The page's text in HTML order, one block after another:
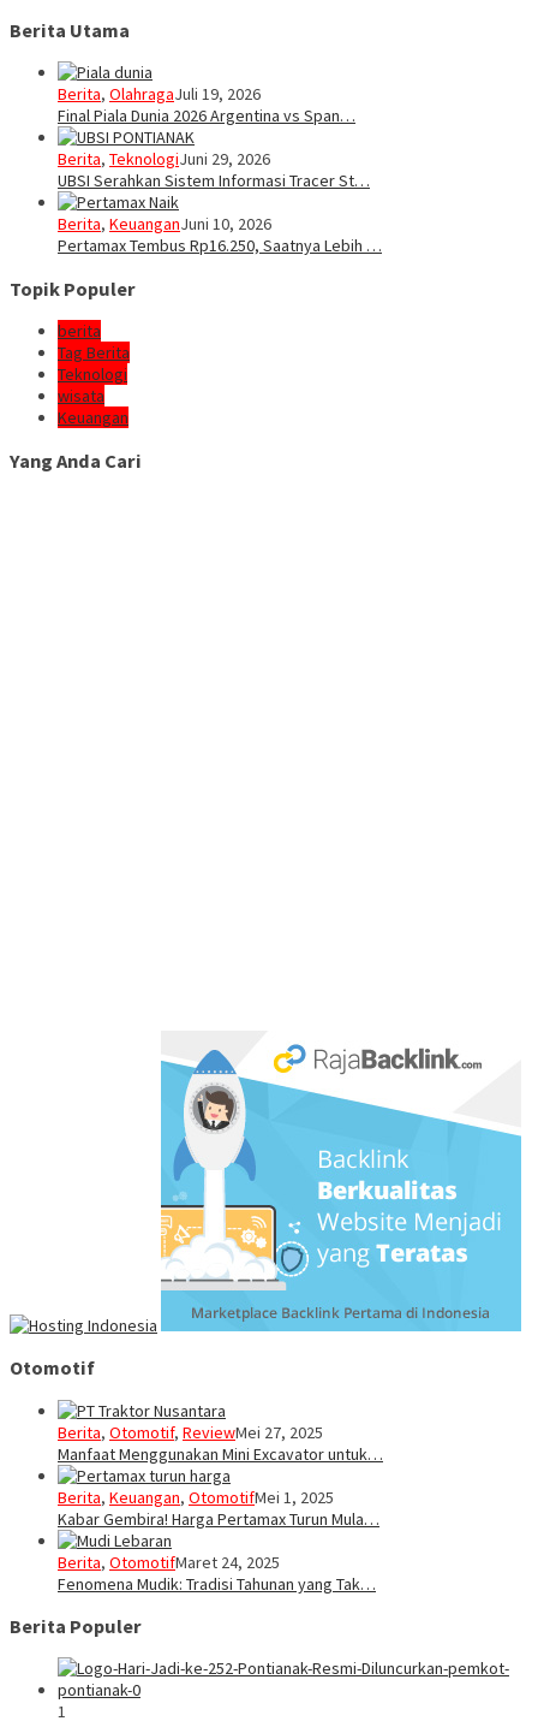
Berita Utama
Berita, OlahragaJuli 19, 2026
Final Piala Dunia 2026 Argentina vs Span…
Berita, TeknologiJuni 29, 2026
UBSI Serahkan Sistem Informasi Tracer St…
Berita, KeuanganJuni 10, 2026
Pertamax Tembus Rp16.250, Saatnya Lebih …
Topik Populer
berita
Tag Berita
Teknologi
wisata
Keuangan
Yang Anda Cari
Otomotif
Berita, Otomotif, ReviewMei 27, 2025
Manfaat Menggunakan Mini Excavator untuk…
Berita, Keuangan, OtomotifMei 1, 2025
Kabar Gembira! Harga Pertamax Turun Mula…
Berita, OtomotifMaret 24, 2025
Fenomena Mudik: Tradisi Tahunan yang Tak…
Berita Populer
1